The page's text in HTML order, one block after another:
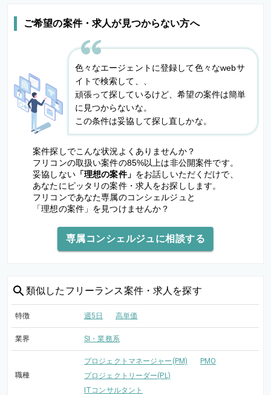
ご希望の案件・求人が見つからない方へ
色々なエージェントに登録して色々なwebサ
イトで検索して、、
頑張って探しているけど、希望の案件は簡単
に見つからないな。
この条件は妥協して探し直しかな。
案件探しでこんな状況よくありませんか？
フリコンの取扱い案件の85%以上は非公開案件です。
妥協しない「理想の案件」 をお話しいただくだけで、
あなたにピッタリの案件・求人をお探しします。
フリコンであなた専属のコンシェルジュと
「理想の案件」を見つけませんか？
専属コンシェルジュに相談する
類似した フリーランス案件・求人を探す
特徴 週5日 高単価
業界 SI・業務系
職種
プロジェクトマネージャー(PM)
PMO
プロジェクトリーダー(PL)
ITコンサルタント